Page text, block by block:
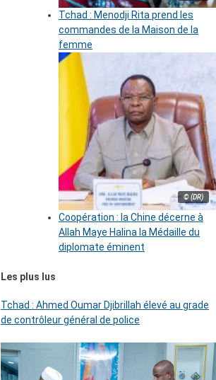
Tchad : Menodji Rita prend les
commandes de la Maison de la
femme
© (DR)
Coopération : la Chine décerne à
Allah Maye Halina la Médaille du
diplomate éminent
Les plus lus
Tchad : Ahmed Oumar Djibrillah élevé au grade
de contrôleur général de police